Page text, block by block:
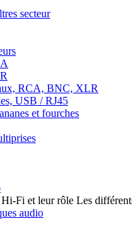
secteur
RCA, BNC, XLR
USB / RJ45
et fourches
Les
audio